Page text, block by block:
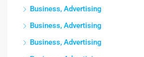
Business, Advertising
Business, Advertising
Business, Advertising